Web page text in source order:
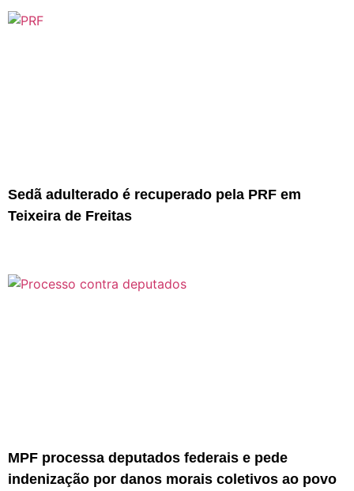
Sedã adulterado é recuperado pela PRF em
Teixeira de Freitas
MPF processa deputados federais e pede
indenização por danos morais coletivos ao povo